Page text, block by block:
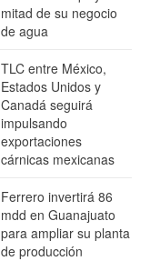
mitad de su negocio
de agua
TLC entre México,
Estados Unidos y
Canadá seguirá
impulsando
exportaciones
cárnicas mexicanas
Ferrero invertirá 86
mdd en Guanajuato
para ampliar su planta
de producción